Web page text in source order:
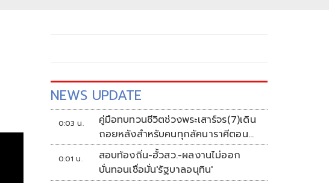
NEWS UPDATE
0:03 น.
คู่มือทบทวนชีวิตช่วงพระเสาร์จร(7)เดิน
ถอยหลังสำหรับคนทุกลัคนาราศีตอน
ที่2
0:01 น.
สอบท้องถิ่น-ฮั้วสว.-ผลงานไม่ออก
บั่นทอนเชื่อมั่น'รัฐบาลอนุทิน'